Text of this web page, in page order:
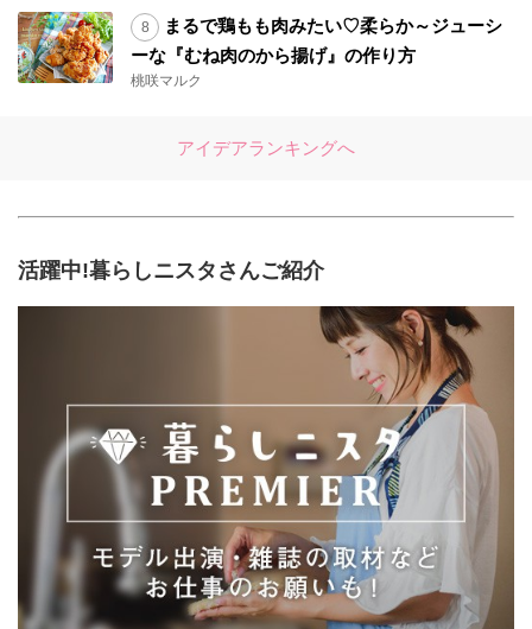
まるで鶏もも肉みたい♡柔らか～ジューシ
ーな『むね肉のから揚げ』の作り方
桃咲マルク
アイデアランキングへ
活躍中!暮らしニスタさんご紹介